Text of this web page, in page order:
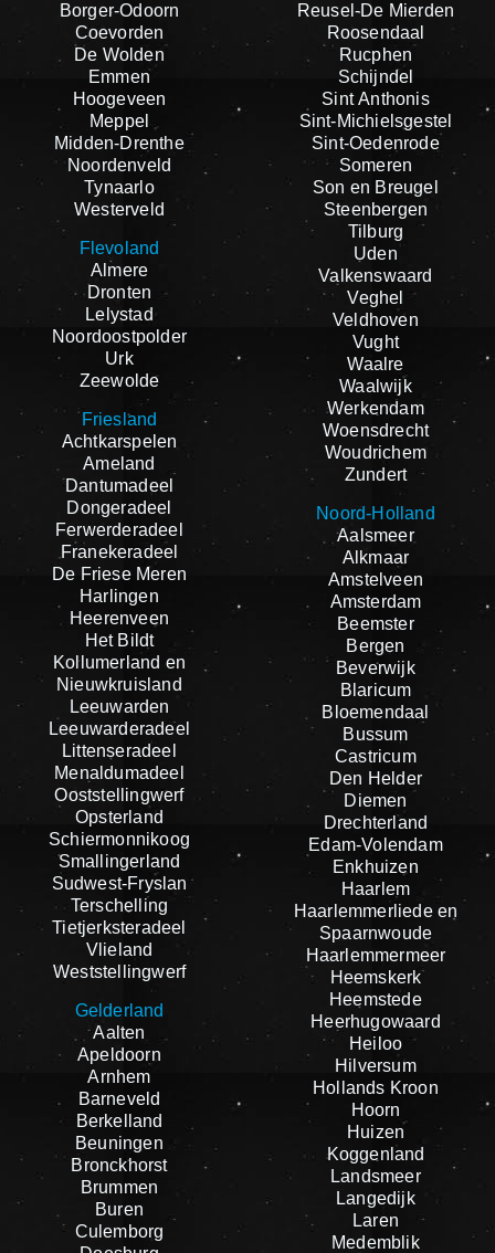
Borger-Odoorn
Coevorden
De Wolden
Emmen
Hoogeveen
Meppel
Midden-Drenthe
Noordenveld
Tynaarlo
Westerveld
Flevoland
Almere
Dronten
Lelystad
Noordoostpolder
Urk
Zeewolde
Friesland
Achtkarspelen
Ameland
Dantumadeel
Dongeradeel
Ferwerderadeel
Franekeradeel
De Friese Meren
Harlingen
Heerenveen
Het Bildt
Kollumerland en
Nieuwkruisland
Leeuwarden
Leeuwarderadeel
Littenseradeel
Menaldumadeel
Ooststellingwerf
Opsterland
Schiermonnikoog
Smallingerland
Sudwest-Fryslan
Terschelling
Tietjerksteradeel
Vlieland
Weststellingwerf
Gelderland
Aalten
Apeldoorn
Arnhem
Barneveld
Berkelland
Beuningen
Bronckhorst
Brummen
Buren
Culemborg
Reusel-De Mierden
Roosendaal
Rucphen
Schijndel
Sint Anthonis
Sint-Michielsgestel
Sint-Oedenrode
Someren
Son en Breugel
Steenbergen
Tilburg
Uden
Valkenswaard
Veghel
Veldhoven
Vught
Waalre
Waalwijk
Werkendam
Woensdrecht
Woudrichem
Zundert
Noord-Holland
Aalsmeer
Alkmaar
Amstelveen
Amsterdam
Beemster
Bergen
Beverwijk
Blaricum
Bloemendaal
Bussum
Castricum
Den Helder
Diemen
Drechterland
Edam-Volendam
Enkhuizen
Haarlem
Haarlemmerliede en
Spaarnwoude
Haarlemmermeer
Heemskerk
Heemstede
Heerhugowaard
Heiloo
Hilversum
Hollands Kroon
Hoorn
Huizen
Koggenland
Landsmeer
Langedijk
Laren
Medemblik